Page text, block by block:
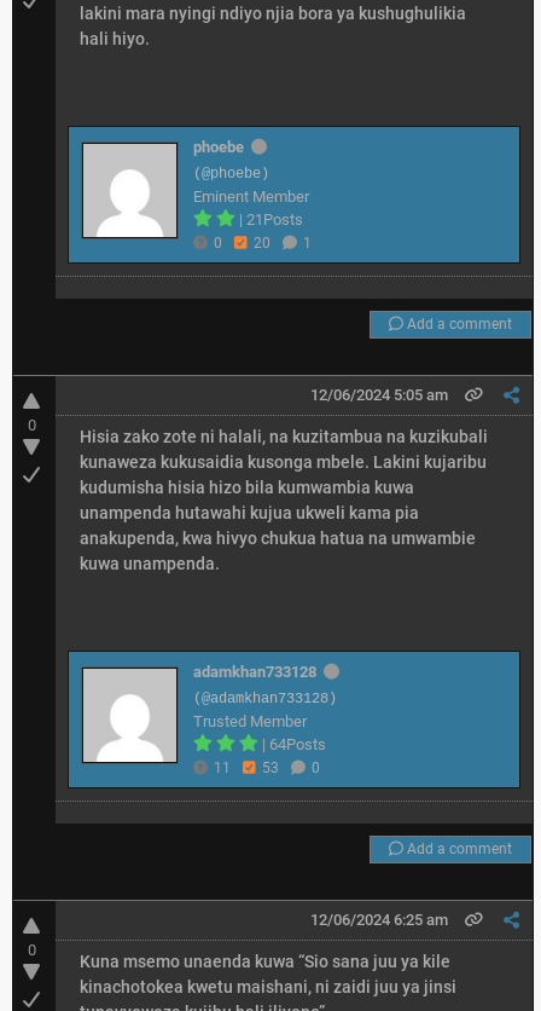
lakini mara nyingi ndiyo njia bora ya kushughulikia
hali hiyo.
phoebe
(@phoebe)
Eminent Member
| 21Posts
0 20 1
Add a comment
0
12/06/2024 5:05 am
Hisia zako zote ni halali, na kuzitambua na kuzikubali
kunaweza kukusaidia kusonga mbele. Lakini kujaribu
kudumisha hisia hizo bila kumwambia kuwa
unampenda hutawahi kujua ukweli kama pia
anakupenda, kwa hivyo chukua hatua na umwambie
kuwa unampenda.
adamkhan733128
(@adamkhan733128)
Trusted Member
| 64Posts
11 53 0
Add a comment
0
12/06/2024 6:25 am
Kuna msemo unaenda kuwa “Sio sana juu ya kile
kinachotokea kwetu maishani, ni zaidi juu ya jinsi